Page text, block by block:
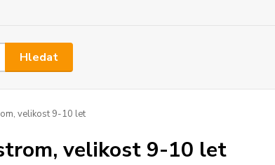
Hledat
velikost 9-10 let
velikost 9-10 let